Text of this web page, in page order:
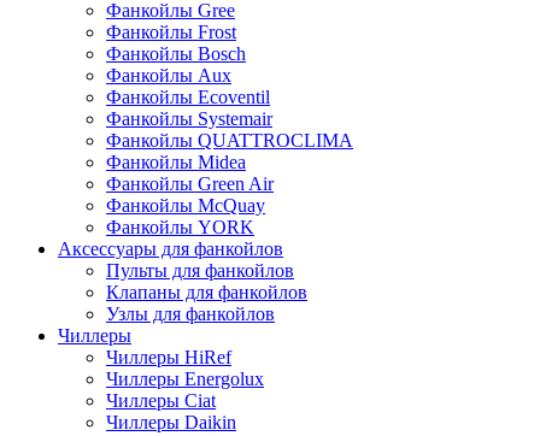
Фанкойлы Gree
Фанкойлы Frost
Фанкойлы Bosch
Фанкойлы Aux
Фанкойлы Ecoventil
Фанкойлы Systemair
Фанкойлы QUATTROCLIMA
Фанкойлы Midea
Фанкойлы Green Air
Фанкойлы McQuay
Фанкойлы YORK
Аксессуары для фанкойлов
Пульты для фанкойлов
Клапаны для фанкойлов
Узлы для фанкойлов
Чиллеры
Чиллеры HiRef
Чиллеры Energolux
Чиллеры Ciat
Чиллеры Daikin